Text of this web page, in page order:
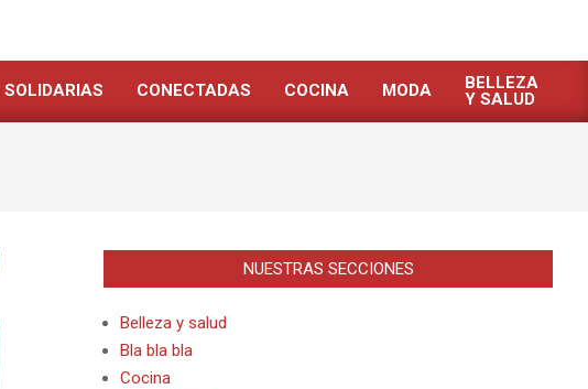
SOLIDARIAS CONECTADAS COCINA MODA
BELLEZA
Y SALUD
NUESTRAS SECCIONES
Belleza y salud
Bla bla bla
Cocina